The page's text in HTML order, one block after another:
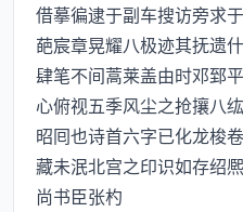
借摹徧逮于副车搜访旁求
葩宸章晃耀八极迹其抚遗
肆笔不间蒿莱盖由时邓郅
心俯视五季风尘之抢攘八
昭囘也诗首六字已化龙梭
藏未泯北宫之印识如存绍
尚书臣张杓